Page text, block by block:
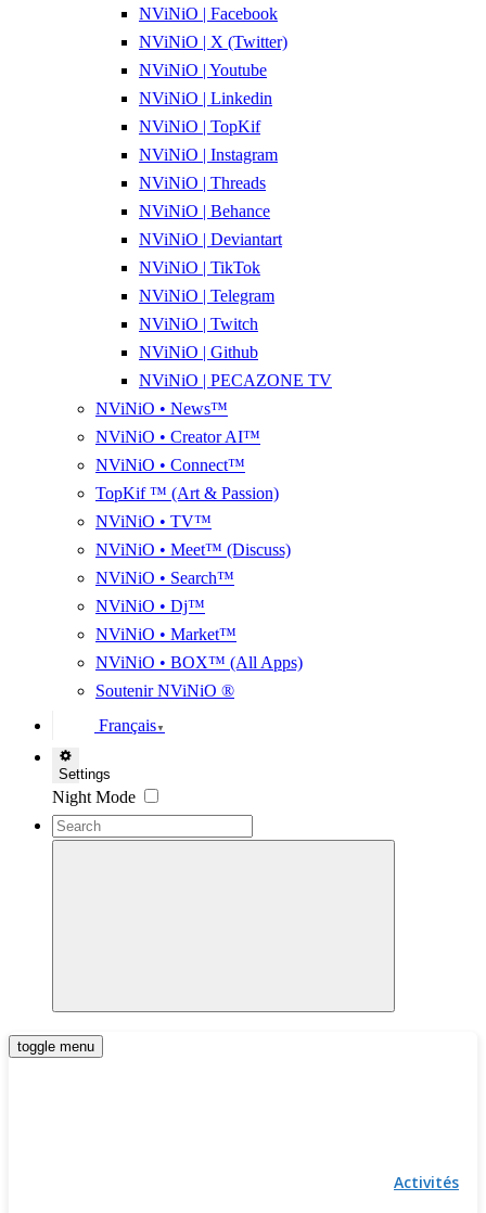
NViNiO | Facebook
NViNiO | X (Twitter)
NViNiO | Youtube
NViNiO | Linkedin
NViNiO | TopKif
NViNiO | Instagram
NViNiO | Threads
NViNiO | Behance
NViNiO | Deviantart
NViNiO | TikTok
NViNiO | Telegram
NViNiO | Twitch
NViNiO | Github
NViNiO | PECAZONE TV
NViNiO • News™
NViNiO • Creator AI™
NViNiO • Connect™
TopKif ™ (Art & Passion)
NViNiO • TV™
NViNiO • Meet™ (Discuss)
NViNiO • Search™
NViNiO • Dj™
NViNiO • Market™
NViNiO • BOX™ (All Apps)
Soutenir NViNiO ®
Français ▼
Settings
Night Mode
toggle menu
Activités